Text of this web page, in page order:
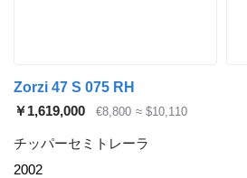
Zorzi 47 S 075 RH
￥1,619,000
€8,800 ≈ $10,110
チッパーセミトレーラ
2002